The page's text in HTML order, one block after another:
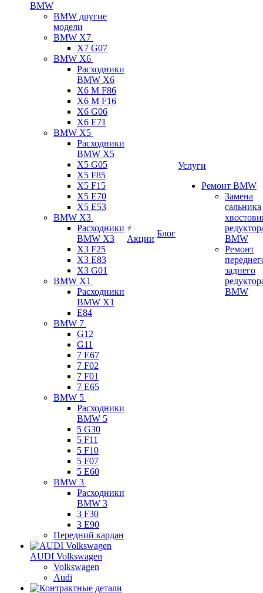
BMW
BMW другие
модели
BMW X7
X7 G07
BMW X6
Расходники
BMW X6
X6 M F86
X6 M F16
X6 G06
X6 E71
BMW X5
Расходники
BMW X5
X5 G05
X5 F85
X5 F15
X5 E70
X5 E53
BMW X3
Расходники
BMW X3
X3 F25
X3 E83
X3 G01
BMW X1
Расходники
BMW X1
E84
BMW 7
G12
G11
7 Е67
7 F02
7 F01
7 E65
BMW 5
Расходники
BMW 5
5 G30
5 F11
5 F10
5 F07
5 E60
BMW 3
Расходники
BMW 3
3 F30
3 E90
Передний кардан
AUDI Volkswagen
Volkswagen
Audi
Акции
Блог
Услуги
Ремонт BMW
Замена
сальника
BMW
Ремонт
заднего
BMW